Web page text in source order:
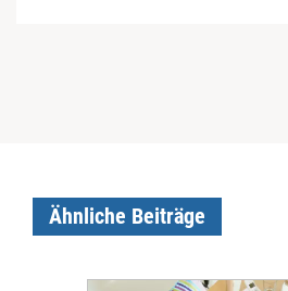
Ähnliche Beiträge